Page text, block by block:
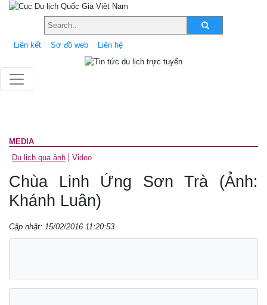
Liên kết Sơ đồ web Liên hệ
MEDIA
Du lịch qua ảnh
Video
Chùa Linh Ứng Sơn Trà (Ảnh:
Khánh Luân)
Cập nhật: 15/02/2016 11:20:53